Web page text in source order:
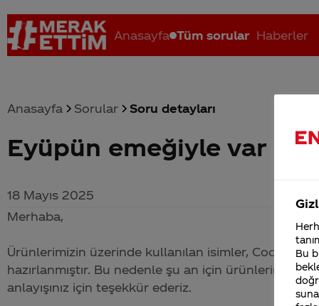
Anasayfa Tüm sorular Haberler
Coca-Cola nerenin malı? Coca cola İsrail malı mı Yani ...
Anasayfa Sorular Soru detayları
Eyüpün emeğiyle var mı
18 Mayıs 2025
Merhaba,
Ürünlerimizin üzerinde kullanılan isimler, Coca-Cola
hazırlanmıştır. Bu nedenle şu an için ürünlerimiz
anlayışınız için teşekkür ederiz.
Bu